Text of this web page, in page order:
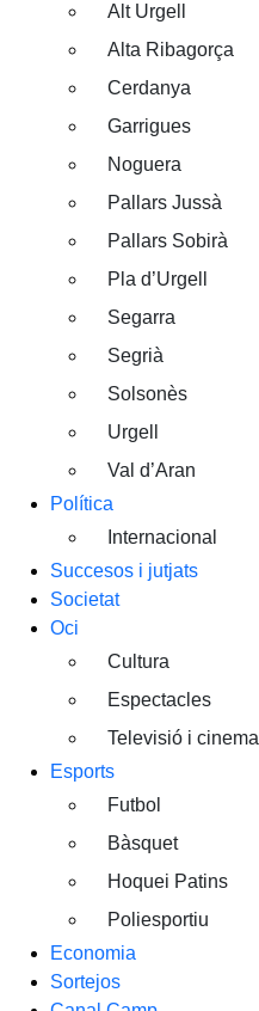
Alt Urgell
Alta Ribagorça
Cerdanya
Garrigues
Noguera
Pallars Jussà
Pallars Sobirà
Pla d’Urgell
Segarra
Segrià
Solsonès
Urgell
Val d’Aran
Política
Internacional
Succesos i jutjats
Societat
Oci
Cultura
Espectacles
Televisió i cinema
Esports
Futbol
Bàsquet
Hoquei Patins
Poliesportiu
Economia
Sortejos